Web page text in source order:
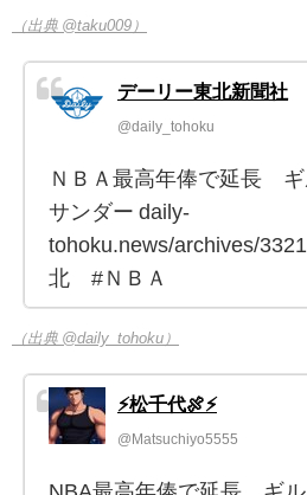
（出典 @taku009）
デーリー東北新聞社
@daily_tohoku
ＮＢＡ最高年俸で延長 ギ
サンダー daily-
tohoku.news/archives/
北 #ＮＢＡ
（出典 @daily_tohoku）
⚡松千代🍖⚡
@Matsuchiyo5555